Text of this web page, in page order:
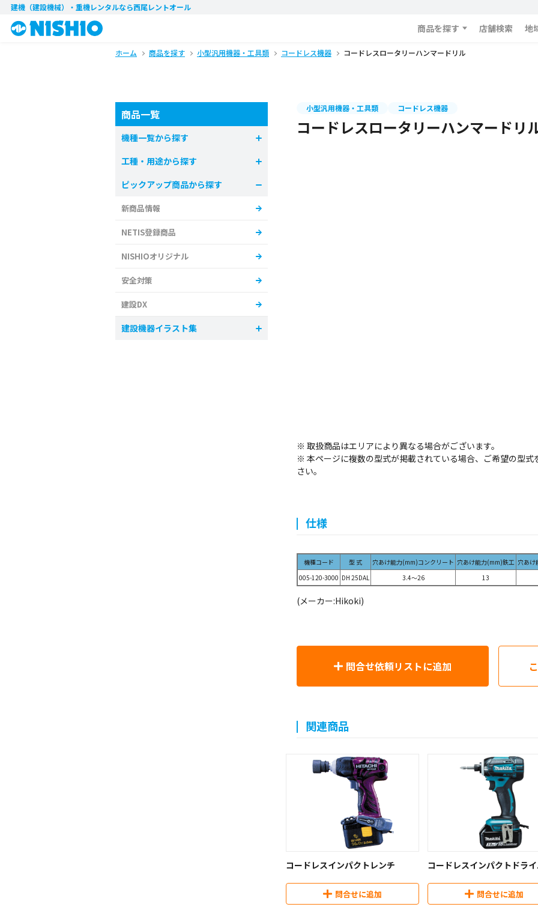
建機（建設機械）・重機レンタルなら西尾レントオール
商品を探す 店舗検索 地
ホーム 商品を探す 小型汎用機器・工具類 コードレス機器 コードレスロータリーハンマードリル
小型汎用機器・工具類 コードレス機器
コードレスロータリーハンマードリ
※ 取扱商品はエリアにより異なる場合がございます。
※ 本ページに複数の型式が掲載されている場合、ご希望の型
さい。
仕様
機種コード 型 式 穴あけ能力(mm)コンクリート 穴あけ能力(mm)鉄工 穴あ
005-120-3000 DH 25DAL 3.4～26 13
(メーカー:Hikoki)
問合せ依頼リストに追加
関連商品
コードレスインパクトレンチ
問合せに追加
コードレスインパクトドラ
問合せに追加
商品一覧
機種一覧から探す
工種・用途から探す
ピックアップ商品から探す
新商品情報
NETIS登録商品
NISHIOオリジナル
安全対策
建設DX
建設機器イラスト集